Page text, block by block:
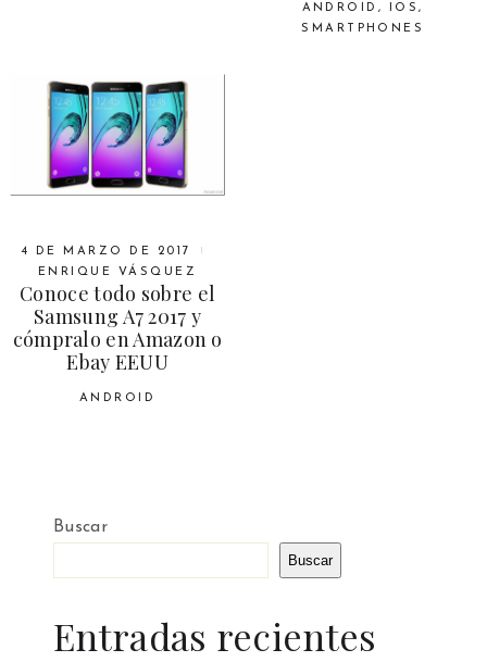
ANDROID , IOS,
SMARTPHONES
4 DE MARZO DE 2017
ENRIQUE VÁSQUEZ
Conoce todo sobre el
Samsung A7 2017 y
cómpralo en Amazon o
Ebay EEUU
ANDROID
Buscar
Buscar
Entradas recientes